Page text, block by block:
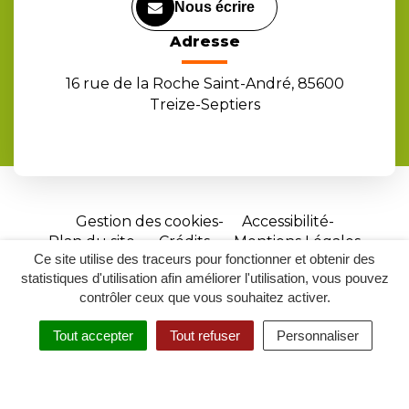
Ce site utilise des traceurs pour fonctionner et obtenir des
statistiques d'utilisation afin améliorer l'utilisation, vous pouvez
contrôler ceux que vous souhaitez activer.
Tout accepter Tout refuser Personnaliser
RECHERCHER
ACCESSIBILITÉ
Nous écrire
Adresse
16 rue de la Roche Saint-André, 85600
Treize-Septiers
Gestion des cookies
Accessibilité
Plan du site
Crédits
Mentions Légales
Site
réalisé
par
Inovagora